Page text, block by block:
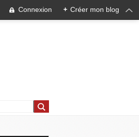
Connexion + Créer mon blog